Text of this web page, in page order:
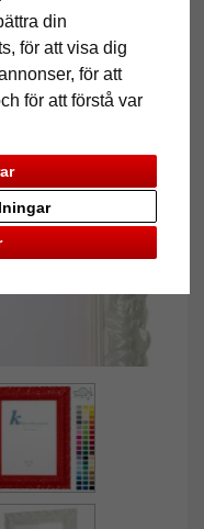
din
för att visa dig
för att
för att förstå var